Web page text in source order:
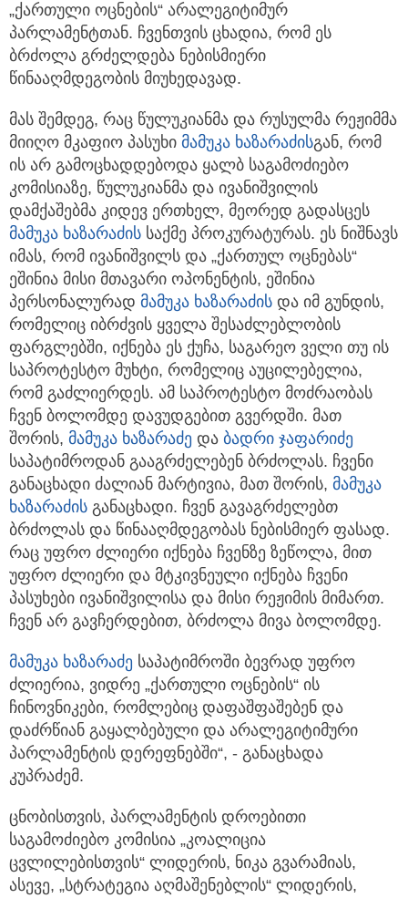
„ქართული ოცნების“ არალეგიტიმურ
პარლამენტთან. ჩვენთვის ცხადია, რომ ეს
ბრძოლა გრძელდება ნებისმიერი
წინააღმდეგობის მიუხედავად.
მას შემდეგ, რაც წულუკიანმა და რუსულმა რეჟიმმა
მიიღო მკაფიო პასუხი მამუკა ხაზარაძისგან, რომ
ის არ გამოცხადდებოდა ყალბ საგამოძიებო
კომისიაზე, წულუკიანმა და ივანიშვილის
დამქაშებმა კიდევ ერთხელ, მეორედ გადასცეს
მამუკა ხაზარაძის საქმე პროკურატურას. ეს ნიშნავს
იმას, რომ ივანიშვილს და „ქართულ ოცნებას“
ეშინია მისი მთავარი ოპონენტის, ეშინია
პერსონალურად მამუკა ხაზარაძის და იმ გუნდის,
რომელიც იბრძვის ყველა შესაძლებლობის
ფარგლებში, იქნება ეს ქუჩა, საგარეო ველი თუ ის
საპროტესტო მუხტი, რომელიც აუცილებელია,
რომ გაძლიერდეს. ამ საპროტესტო მოძრაობას
ჩვენ ბოლომდე დავუდგებით გვერდში. მათ
შორის, მამუკა ხაზარაძე და ბადრი ჯაფარიძე
საპატიმროდან გააგრძელებენ ბრძოლას. ჩვენი
განაცხადი ძალიან მარტივია, მათ შორის, მამუკა
ხაზარაძის განაცხადი. ჩვენ გავაგრძელებთ
ბრძოლას და წინააღმდეგობას ნებისმიერ ფასად.
რაც უფრო ძლიერი იქნება ჩვენზე ზეწოლა, მით
უფრო ძლიერი და მტკივნეული იქნება ჩვენი
პასუხები ივანიშვილისა და მისი რეჟიმის მიმართ.
ჩვენ არ გავჩერდებით, ბრძოლა მივა ბოლომდე.
მამუკა ხაზარაძე საპატიმროში ბევრად უფრო
ძლიერია, ვიდრე „ქართული ოცნების“ ის
ჩინოვნიკები, რომლებიც დაფაშფაშებენ და
დაძრწიან გაყალბებული და არალეგიტიმური
პარლამენტის დერეფნებში“, - განაცხადა
კუპრაძემ.
ცნობისთვის, პარლამენტის დროებითი
საგამოძიებო კომისია „კოალიცია
ცვლილებისთვის“ ლიდერის, ნიკა გვარამიას,
ასევე, „სტრატეგია აღმაშენებლის“ ლიდერის,